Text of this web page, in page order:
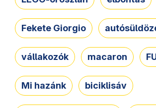
Fekete Giorgio
vállakozók macaron
Mi hazánk biciklisáv